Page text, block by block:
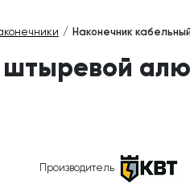
Наконечник
штыревой
Производитель